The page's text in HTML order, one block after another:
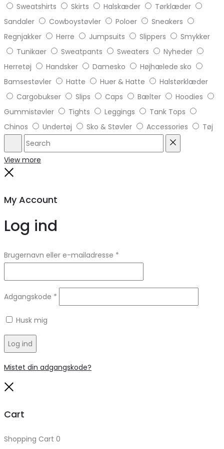
Sweatshirts
Skirts Halskæder
Tørklæder
Sandaler
Cowboystøvler Poloer
Sneakers
Regnjakker
Herre Jumpsuits Slippers
Smykker
Tunikaer
Sweatpants Sweaters
Nyheder
Herretøj
Handsker Damesko
Højhælede sko
Bamsestøvler
Hatte Huer & Hatte
Halstørklæder
Cargobukser
Slips Caps Bælter
Hoodies
Gummistøvler
Tights Leggings
Tank Tops
Chinos
Undertøj Sko & Støvler Accessories Tøj
Search
View more
My Account
Log ind
Brugernavn eller e-mailadresse *
Adgangskode *
Husk mig
Log ind
Mistet din adgangskode?
Cart
Shopping Cart 0